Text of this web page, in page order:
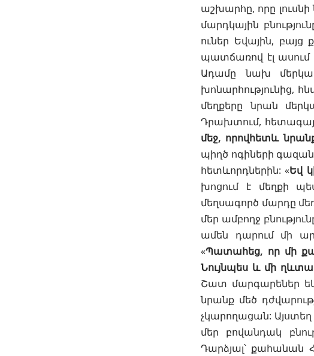
աշխարհը, որը
մարդկային
ուներ Եվային,
պատճառով էլ ասում
Ադամը նախ
խոնարհությունից,
մեղքերը նրան
Դրախտում,
մեջ, որովհետև
պիղծ ոգիների
հետևորդներին: «Եվ
խոցում է մեղքի
մեղսագործ մարդը
մեր ամբողջ
ամեն դարում մի
«Պատահեց, որ մի
Նույնպես և մի
Շատ մարգարեներ
նրանք մեծ
չկարողացան: Այստեղ
մեր բովանդակ
Դարձյալ՝ քահանան